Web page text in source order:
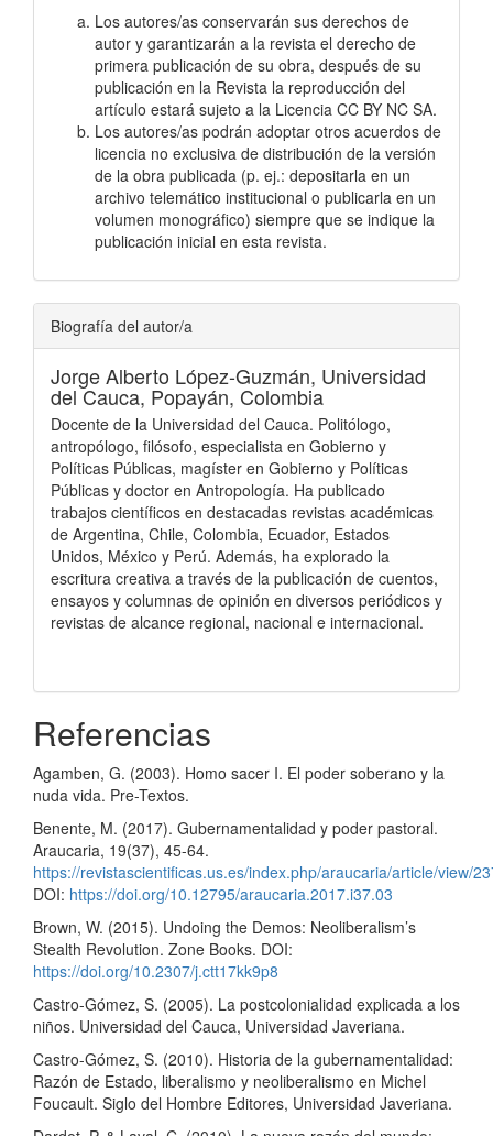
Los autores/as conservarán sus derechos de
autor y garantizarán a la revista el derecho de
primera publicación de su obra, después de su
publicación en la Revista la reproducción del
artículo estará sujeto a la Licencia CC BY NC SA.
Los autores/as podrán adoptar otros acuerdos de
licencia no exclusiva de distribución de la versión
de la obra publicada (p. ej.: depositarla en un
archivo telemático institucional o publicarla en un
volumen monográfico) siempre que se indique la
publicación inicial en esta revista.
Biografía del autor/a
Jorge Alberto López-Guzmán, Universidad
del Cauca, Popayán, Colombia
Docente de la Universidad del Cauca. Politólogo,
antropólogo, filósofo, especialista en Gobierno y
Políticas Públicas, magíster en Gobierno y Políticas
Públicas y doctor en Antropología. Ha publicado
trabajos científicos en destacadas revistas académicas
de Argentina, Chile, Colombia, Ecuador, Estados
Unidos, México y Perú. Además, ha explorado la
escritura creativa a través de la publicación de cuentos,
ensayos y columnas de opinión en diversos periódicos y
revistas de alcance regional, nacional e internacional.
Referencias
Agamben, G. (2003). Homo sacer I. El poder soberano y la
nuda vida. Pre-Textos.
Benente, M. (2017). Gubernamentalidad y poder pastoral.
Araucaria, 19(37), 45-64.
https://revistascientificas.us.es/index.php/araucaria/article/view/
DOI: https://doi.org/10.12795/araucaria.2017.i37.03
Brown, W. (2015). Undoing the Demos: Neoliberalism’s
Stealth Revolution. Zone Books. DOI:
https://doi.org/10.2307/j.ctt17kk9p8
Castro-Gómez, S. (2005). La postcolonialidad explicada a los
niños. Universidad del Cauca, Universidad Javeriana.
Castro-Gómez, S. (2010). Historia de la gubernamentalidad:
Razón de Estado, liberalismo y neoliberalismo en Michel
Foucault. Siglo del Hombre Editores, Universidad Javeriana.